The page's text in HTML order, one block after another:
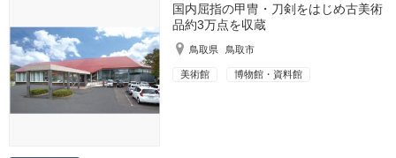
国内屈指の甲冑・刀剣をはじめ古美術
品約3万点を収蔵
鳥取県 鳥取市
美術館 博物館・資料館